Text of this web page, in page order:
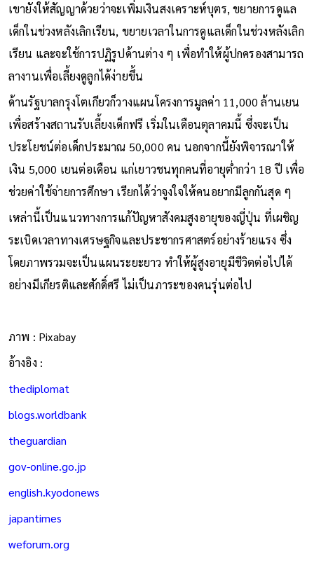
เขายังให้สัญญาด้วยว่าจะเพิ่มเงินสงเคราะห์บุตร, ขยายการดูแล
เด็กในช่วงหลังเลิกเรียน, ขยายเวลาในการดูแลเด็กในช่วงหลังเลิก
เรียน และจะใช้การปฏิรูปด้านต่าง ๆ เพื่อทำให้ผู้ปกครองสามารถ
ลางานเพื่อเลี้ยงดูลูกได้ง่ายขึ้น
ด้านรัฐบาลกรุงโตเกียวก็วางแผนโครงการมูลค่า 11,000 ล้านเยน
เพื่อสร้างสถานรับเลี้ยงเด็กฟรี เริ่มในเดือนตุลาคมนี้ ซึ่งจะเป็น
ประโยชน์ต่อเด็กประมาณ 50,000 คน นอกจากนี้ยังพิจารณาให้
เงิน 5,000 เยนต่อเดือน แก่เยาวชนทุกคนที่อายุต่ำกว่า 18 ปี เพื่อ
ช่วยค่าใช้จ่ายการศึกษา เรียกได้ว่าจูงใจให้คนอยากมีลูกกันสุด ๆ
เหล่านี้เป็นแนวทางการแก้ปัญหาสังคมสูงอายุของญี่ปุ่น ที่เผชิญ
ระเบิดเวลาทางเศรษฐกิจและประชากรศาสตร์อย่างร้ายแรง ซึ่ง
โดยภาพรวมจะเป็นแผนระยะยาว ทำให้ผู้สูงอายุมีชีวิตต่อไปได้
อย่างมีเกียรติและศักดิ์ศรี ไม่เป็นภาระของคนรุ่นต่อไป
ภาพ : Pixabay
อ้างอิง :
thediplomat
blogs.worldbank
theguardian
gov-online.go.jp
english.kyodonews
japantimes
weforum.org